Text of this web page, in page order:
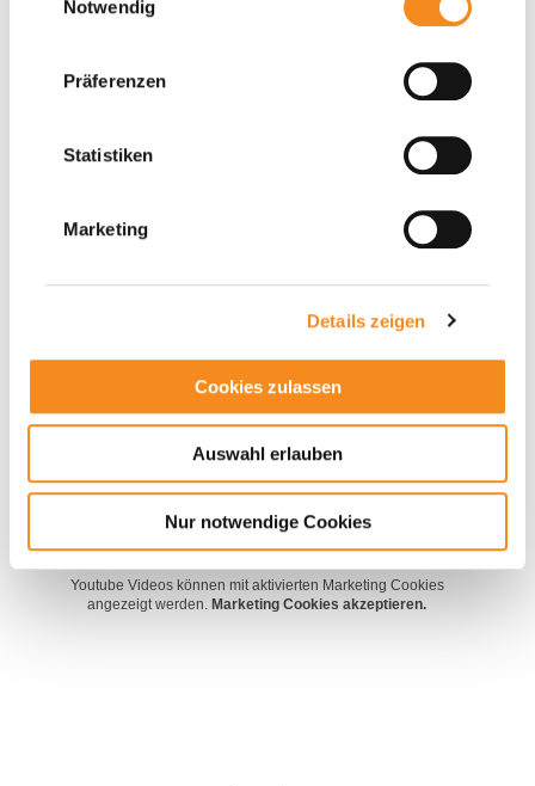
Notwendig
Präferenzen
Statistiken
Marketing
Details zeigen
Cookies zulassen
Auswahl erlauben
Nur notwendige Cookies
angezeigt werden.Marketing Cookies akzeptieren.
Youtube Videos können mit aktivierten Marketing Cookies
angezeigt werden. Marketing Cookies akzeptieren.